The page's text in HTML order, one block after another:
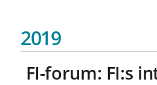
2019
FI-forum: FI:s